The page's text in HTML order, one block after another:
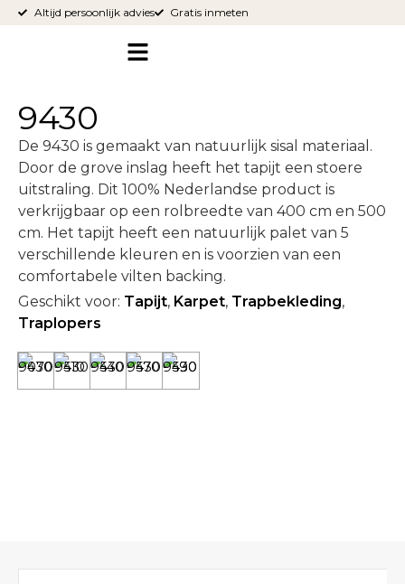
Altijd persoonlijk advies Gratis inmeten
9430
De 9430 is gemaakt van natuurlijk sisal materiaal.
Door de grove inslag heeft het tapijt een stoere
uitstraling. Dit 100% Nederlandse product is
verkrijgbaar op een rolbreedte van 400 cm en 500
cm. Het tapijt heeft een natuurlijk palet van 5
verschillende kleuren en is voorzien van een
comfortabele vilten backing.
Geschikt voor: Tapijt, Karpet, Trapbekleding,
Traplopers